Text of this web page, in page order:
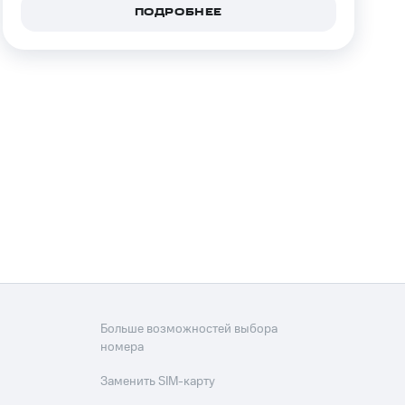
ПОДРОБНЕЕ
Больше возможностей выбора
номера
Заменить SIM-карту